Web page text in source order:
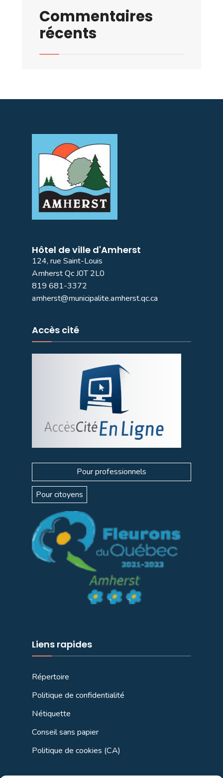
Commentaires
récents
Hôtel de ville d'Amherst
124, rue Saint-Louis
Amherst Qc J0T 2L0
819 681-3372
amherst@municipalite.amherst.qc.ca
Accès cité
Pour professionnels
Pour citoyens
Liens rapides
Répertoire
Politique de confidentialité
Nétiquette
Conseil sans papier
Politique de cookies (CA)